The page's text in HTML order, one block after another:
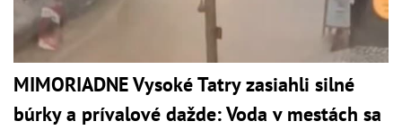
MIMORIADNE Vysoké Tatry zasiahli silné
búrky a prívalové dažde: Voda v mestách sa